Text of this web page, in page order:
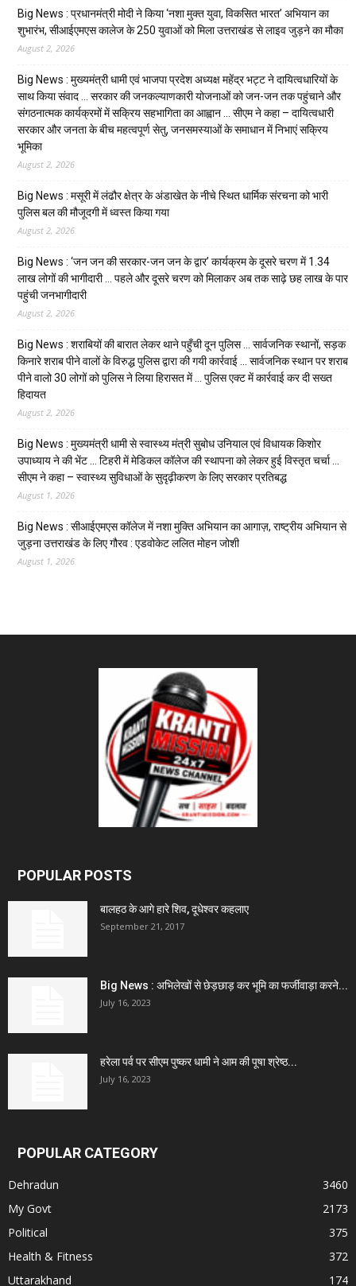
Big News : प्रधानमंत्री मोदी ने किया ‘नशा मुक्त युवा, विकसित भारत’ अभियान का
शुभारंभ, सीआईएमएस कालेज के 250 युवाओं को मिला उत्तराखंड से लाइव जुड़ने का मौका
August 2, 2026
Big News : मुख्यमंत्री धामी एवं भाजपा प्रदेश अध्यक्ष महेंद्र भट्ट ने दायित्वधारियों के
साथ किया संवाद … सरकार की जनकल्याणकारी योजनाओं को जन-जन तक पहुंचाने और
संगठनात्मक कार्यक्रमों में सक्रिय सहभागिता का आह्वान … सीएम ने कहा – दायित्वधारी
सरकार और जनता के बीच महत्वपूर्ण सेतु, जनसमस्याओं के समाधान में निभाएं सक्रिय
भूमिका
August 2, 2026
Big News : मसूरी में लंढौर क्षेत्र के अंडाखेत के नीचे स्थित धार्मिक संरचना को भारी
पुलिस बल की मौजूदगी में ध्वस्त किया गया
August 2, 2026
Big News : ‘जन जन की सरकार-जन जन के द्वार’ कार्यक्रम के दूसरे चरण में 1.34
लाख लोगों की भागीदारी … पहले और दूसरे चरण को मिलाकर अब तक साढ़े छह लाख के पार
पहुंची जनभागीदारी
August 2, 2026
Big News : शराबियों की बारात लेकर थाने पहुँची दून पुलिस … सार्वजनिक स्थानों, सड़क
किनारे शराब पीने वालों के विरुद्ध पुलिस द्वारा की गयी कार्रवाई … सार्वजनिक स्थान पर शराब
पीने वालो 30 लोगों को पुलिस ने लिया हिरासत में … पुलिस एक्ट में कार्रवाई कर दी सख्त
हिदायत
August 2, 2026
Big News : मुख्यमंत्री धामी से स्वास्थ्य मंत्री सुबोध उनियाल एवं विधायक किशोर
उपाध्याय ने की भेंट … टिहरी में मेडिकल कॉलेज की स्थापना को लेकर हुई विस्तृत चर्चा …
सीएम ने कहा – स्वास्थ्य सुविधाओं के सुदृढ़ीकरण के लिए सरकार प्रतिबद्ध
August 1, 2026
Big News : सीआईएमएस कॉलेज में नशा मुक्ति अभियान का आगाज़, राष्ट्रीय अभियान से
जुड़ना उत्तराखंड के लिए गौरव : एडवोकेट ललित मोहन जोशी
August 1, 2026
POPULAR POSTS
बालहठ के आगे हारे शिव, दूधेश्वर कहलाए
September 21, 2017
Big News : अभिलेखों से छेड़छाड़ कर भूमि का फर्जीवाड़ा करने...
July 16, 2023
हरेला पर्व पर सीएम पुष्कर धामी ने आम की पूषा श्रेष्ठ...
July 16, 2023
POPULAR CATEGORY
Dehradun
3460
My Govt
2173
Political
375
Health & Fitness
372
Uttarakhand
174